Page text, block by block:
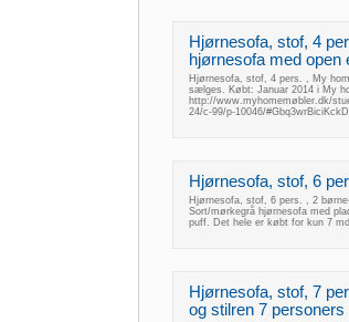
Hjørnesofa, stof, 4
hjørnesofa med
Hjørnesofa, stof, 4 pers. , My
sælges. Købt: Januar 2014 i My
http://www.myhomemøbler.dk/
24/c-99/p-10046/
Hjørnesofa, stof, 6
Hjørnesofa, stof, 6 pers. , 2
Sort/mørkegrå hjørnesofa med
puff. Det hele er købt for kun 7
Hjørnesofa, stof, 7
og stilren 7